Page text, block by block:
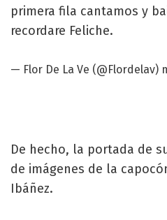
primera fila cantamos y
recordare Feliche.
— Flor De La Ve (@Flordelav)
De hecho, la portada de
de imágenes de la
Ibáñez.